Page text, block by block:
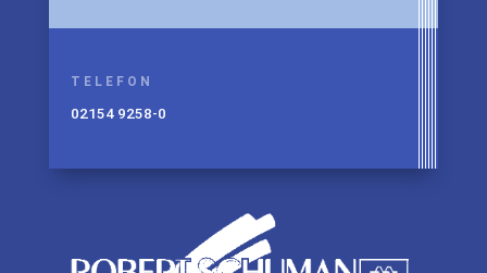
TELEFON
02154 9258-0